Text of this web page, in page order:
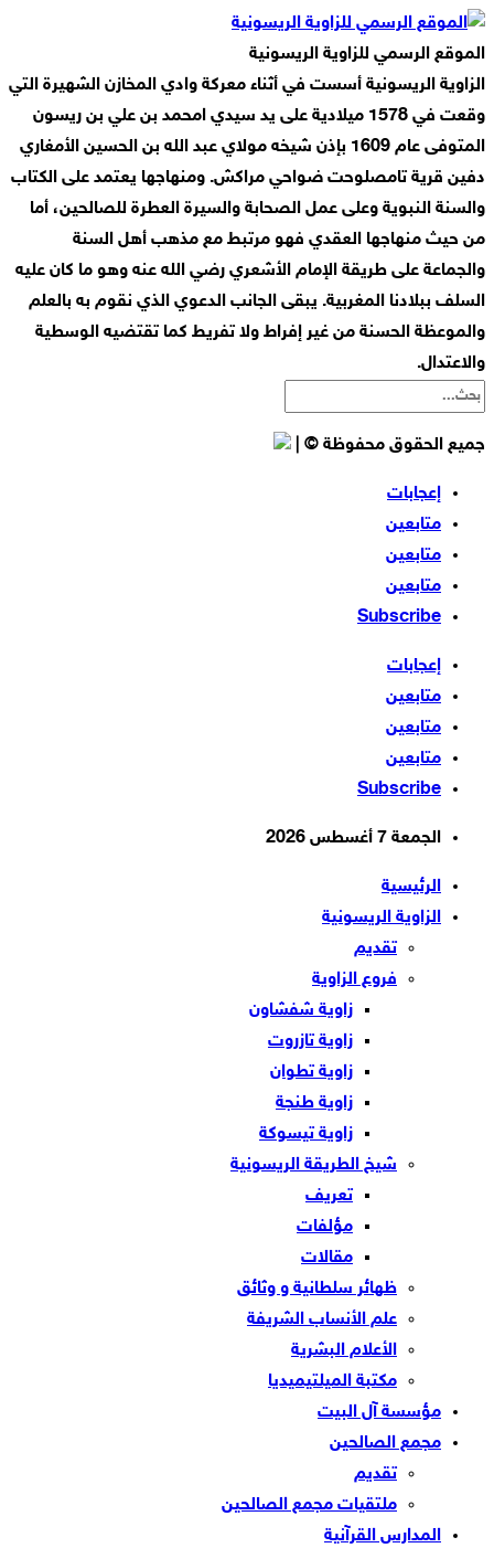
الموقع الرسمي للزاوية الريسونية
الزاوية الريسونية أسست في أثناء معركة وادي المخازن الشهيرة التي
وقعت في 1578 ميلادية على يد سيدي امحمد بن علي بن ريسون
المتوفى عام 1609 بإذن شيخه مولاي عبد الله بن الحسين الأمغاري
دفين قرية تامصلوحت ضواحي مراكش. ومنهاجها يعتمد على الكتاب
والسنة النبوية وعلى عمل الصحابة والسيرة العطرة للصالحين، أما
من حيث منهاجها العقدي فهو مرتبط مع مذهب أهل السنة
والجماعة على طريقة الإمام الأشعري رضي الله عنه وهو ما كان عليه
السلف ببلادنا المغربية. يبقى الجانب الدعوي الذي نقوم به بالعلم
والموعظة الحسنة من غير إفراط ولا تفريط كما تقتضيه الوسطية
والاعتدال.
جميع الحقوق محفوظة © |
إعجابات
متابعين
متابعين
متابعين
Subscribe
إعجابات
متابعين
متابعين
متابعين
Subscribe
الجمعة 7 أغسطس 2026
الرئيسية
الزاوية الريسونية
تقديم
فروع الزاوية
زاوية شفشاون
زاوية تازروت
زاوية تطوان
زاوية طنجة
زاوية تيسوكة
شيخ الطريقة الريسونية
تعريف
مؤلفات
مقالات
ظهائر سلطانية و وثائق
علم الأنساب الشريفة
الأعلام البشرية
مكتبة الميلتيميديا
مؤسسة آل البيت
مجمع الصالحين
تقديم
ملتقيات مجمع الصالحين
المدارس القرآنية